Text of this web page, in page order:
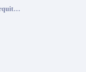
Toño Vázquez Rosales, Arquitecto